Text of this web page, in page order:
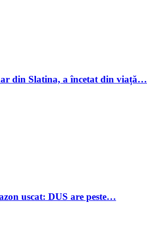
din Slatina, a încetat din viață…
uscat: DUS are peste…